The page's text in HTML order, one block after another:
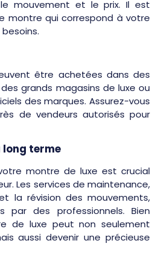
mouvement et le prix. Il est
montre qui correspond à votre
être achetées dans des
grands magasins de luxe ou
des marques. Assurez-vous
de vendeurs autorisés pour
long terme
montre de luxe est crucial
Les services de maintenance,
la révision des mouvements,
par des professionnels. Bien
de luxe peut non seulement
aussi devenir une précieuse